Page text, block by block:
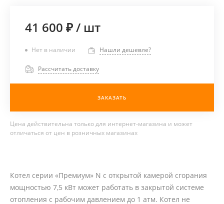
41 600 ₽/ шт
Нет в наличии Нашли дешевле?
Рассчитать доставку
ЗАКАЗАТЬ
Цена действительна только для интернет-магазина и может
отличаться от цен в розничных магазинах
Котел серии «Премиум» N с открытой камерой сгорания
мощностью 7,5 кВт может работать в закрытой системе
отопления с рабочим давлением до 1 атм. Котел не